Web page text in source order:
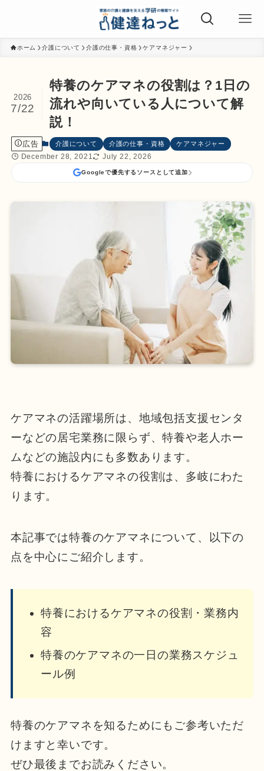
ホーム 介護について 介護の仕事・資格 ケアマネジャー
特養のケアマネの役割は？1日の
流れや向いている人について解
説！
2026
7/22
広告 介護について 介護の仕事・資格 ケアマネジャー
December 28, 2021 July 22, 2026
Googleで優先するソースとして追加
ケアマネの活躍場所は、地域包括支援センタ
ーなどの居宅業務に限らず、特養や老人ホー
ムなどの施設内にも多数あります。
特養におけるケアマネの役割は、多岐にわた
ります。
本記事では特養のケアマネについて、 以下の
点を中心にご紹介します。
特養におけるケアマネの役割・業務内
容
特養のケアマネの一日の業務スケジュ
ール例
特養のケアマネを知るためにもご参考いただ
けますと幸いです。
ぜひ最後までお読みください。